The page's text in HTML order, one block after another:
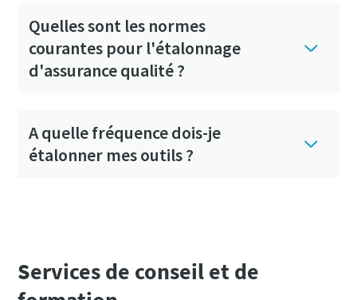
Quelles sont les normes
courantes pour l'étalonnage
d'assurance qualité ?
A quelle fréquence dois-je
étalonner mes outils ?
Services de conseil et de